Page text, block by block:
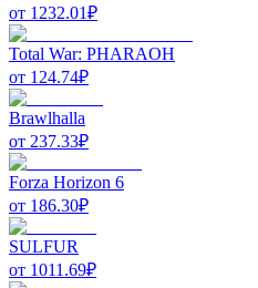
от 1232.01₽
Total War: PHARAOH
от 124.74₽
Brawlhalla
от 237.33₽
Forza Horizon 6
от 186.30₽
SULFUR
от 1011.69₽